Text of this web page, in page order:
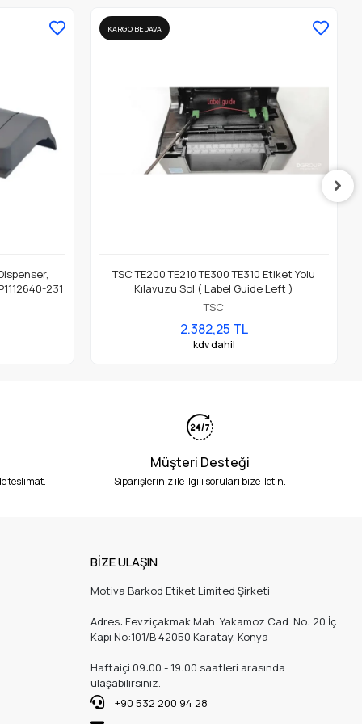
231
KARGO BEDAVA
TSC TE200 TE210 TE300 TE310 Etiket Yolu
Kılavuzu Sol ( Label Guide Left )
TSC
2.382,25 TL
kdv dahil
teslimat.
Müşteri Desteği
Siparişleriniz ile ilgili soruları bize iletin.
BİZE ULAŞIN
Motiva Barkod Etiket Limited Şirketi
Adres: Fevziçakmak Mah. Yakamoz Cad. No: 20 İç
Kapı No:101/B 42050 Karatay, Konya
Haftaiçi 09:00 - 19:00 saatleri arasında
ulaşabilirsiniz.
+90 532 200 94 28